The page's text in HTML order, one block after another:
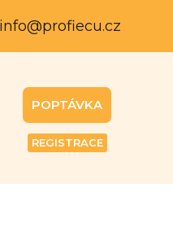
info@profiecu.cz
POPTÁVKA
REGISTRACE